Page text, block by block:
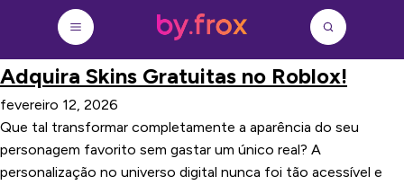
Adquira Skins Gratuitas no Roblox!
fevereiro 12, 2026
Que tal transformar completamente a aparência do seu
personagem favorito sem gastar um único real? A
personalização no universo digital nunca foi tão acessível e